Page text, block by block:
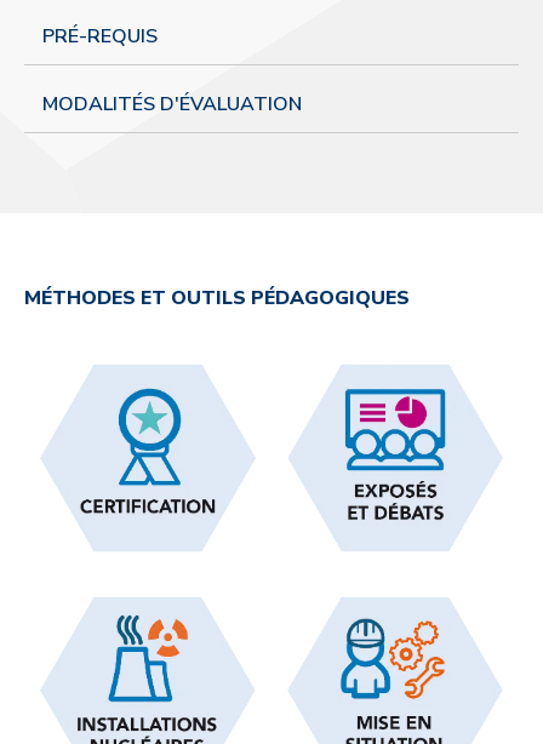
PRÉ-REQUIS
MODALITÉS D'ÉVALUATION
MÉTHODES ET OUTILS PÉDAGOGIQUES